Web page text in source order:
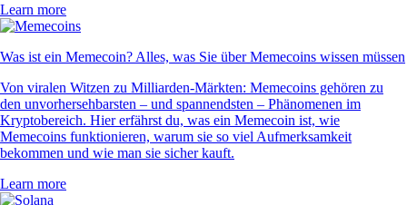
Learn more
Was ist ein Memecoin? Alles, was Sie über Memecoins wissen müssen
Von viralen Witzen zu Milliarden-Märkten: Memecoins gehören zu
den unvorhersehbarsten – und spannendsten – Phänomenen im
Kryptobereich. Hier erfährst du, was ein Memecoin ist, wie
Memecoins funktionieren, warum sie so viel Aufmerksamkeit
bekommen und wie man sie sicher kauft.
Learn more